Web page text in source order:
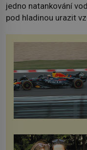
jedno natankování
pod hladinou urazit